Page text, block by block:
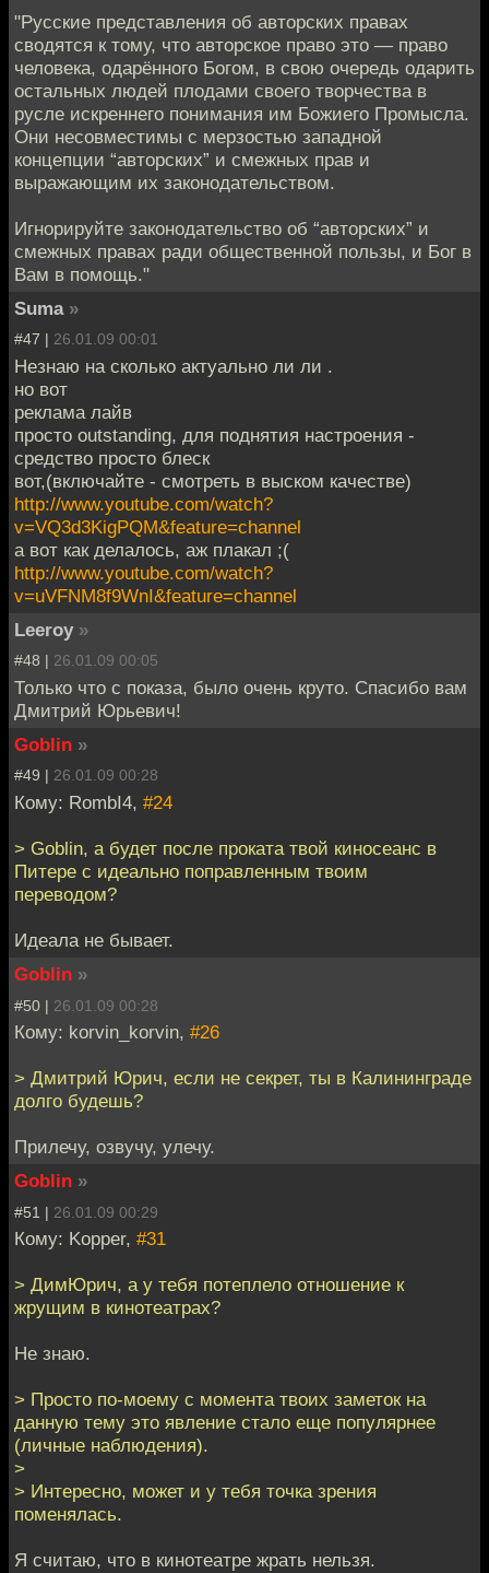
"Русские представления об авторских правах
сводятся к тому, что авторское право это — право
человека, одарённого Богом, в свою очередь одарить
остальных людей плодами своего творчества в
русле искреннего понимания им Божиего Промысла.
Они несовместимы с мерзостью западной
концепции “авторских” и смежных прав и
выражающим их законодательством.
Игнорируйте законодательство об “авторских” и
смежных правах ради общественной пользы, и Бог в
Вам в помощь."
Suma »
#47 | 26.01.09 00:01
Незнаю на сколько актуально ли ли .
но вот
реклама лайв
просто outstanding, для поднятия настроения -
средство просто блеск
вот,(включайте - смотреть в выском качестве)
http://www.youtube.com/watch?
v=VQ3d3KigPQM&feature=channel
а вот как делалось, аж плакал ;(
http://www.youtube.com/watch?
v=uVFNM8f9WnI&feature=channel
Leeroy »
#48 | 26.01.09 00:05
Только что с показа, было очень круто. Спасибо вам
Дмитрий Юрьевич!
Goblin »
#49 | 26.01.09 00:28
Кому: RombI4, #24
> Goblin, а будет после проката твой киносеанс в
Питере с идеально поправленным твоим
переводом?
Идеала не бывает.
Goblin »
#50 | 26.01.09 00:28
Кому: korvin_korvin, #26
> Дмитрий Юрич, если не секрет, ты в Калининграде
долго будешь?
Прилечу, озвучу, улечу.
Goblin »
#51 | 26.01.09 00:29
Кому: Kopper, #31
> ДимЮрич, а у тебя потеплело отношение к
жрущим в кинотеатрах?
Не знаю.
> Просто по-моему с момента твоих заметок на
данную тему это явление стало еще популярнее
(личные наблюдения).
>
> Интересно, может и у тебя точка зрения
поменялась.
Я считаю, что в кинотеатре жрать нельзя.